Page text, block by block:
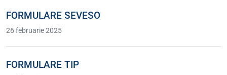
FORMULARE SEVESO
26 februarie 2025
FORMULARE TIP